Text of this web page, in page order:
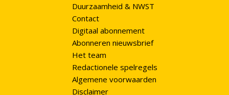
Duurzaamheid & NWST
Contact
Digitaal abonnement
Abonneren nieuwsbrief
Het team
Redactionele spelregels
Algemene voorwaarden
Disclaimer